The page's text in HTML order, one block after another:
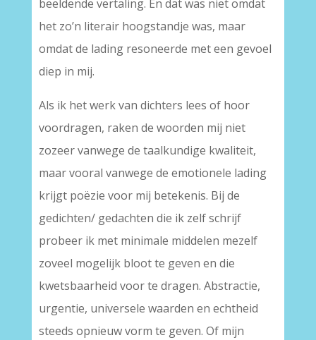
beeldende vertaling. En dat was niet omdat
het zo’n literair hoogstandje was, maar
omdat de lading resoneerde met een gevoel
diep in mij.
Als ik het werk van dichters lees of hoor
voordragen, raken de woorden mij niet
zozeer vanwege de taalkundige kwaliteit,
maar vooral vanwege de emotionele lading
krijgt poëzie voor mij betekenis. Bij de
gedichten/ gedachten die ik zelf schrijf
probeer ik met minimale middelen mezelf
zoveel mogelijk bloot te geven en die
kwetsbaarheid voor te dragen. Abstractie,
urgentie, universele waarden en echtheid
steeds opnieuw vorm te geven. Of mijn